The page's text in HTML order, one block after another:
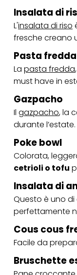
Insalata di
L'insalata di riso
fresche creano
Pasta
La pasta fredda
must have in
Gazpacho
Il gazpacho, la
durante
Poke bowl
Colorata,
cetrioli o tofu
Insalata di
Questo è uno
perfettamente
Cous cous
Facile da
Bruschette